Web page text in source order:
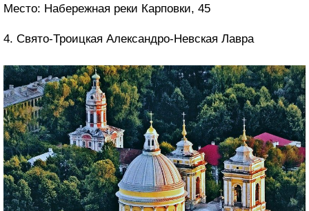
Место: Набережная реки Карповки, 45
4. Свято-Троицкая Александро-Невская Лавра